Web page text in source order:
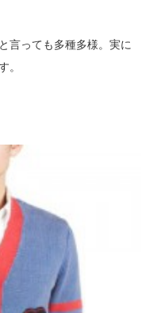
言っても多種多様。実に
。